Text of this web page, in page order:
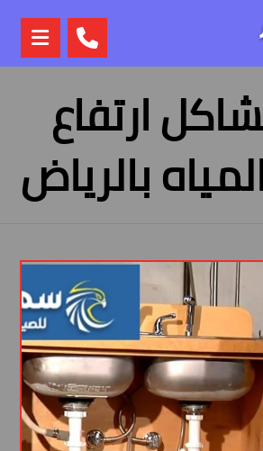
ارتفاع
بالرياض